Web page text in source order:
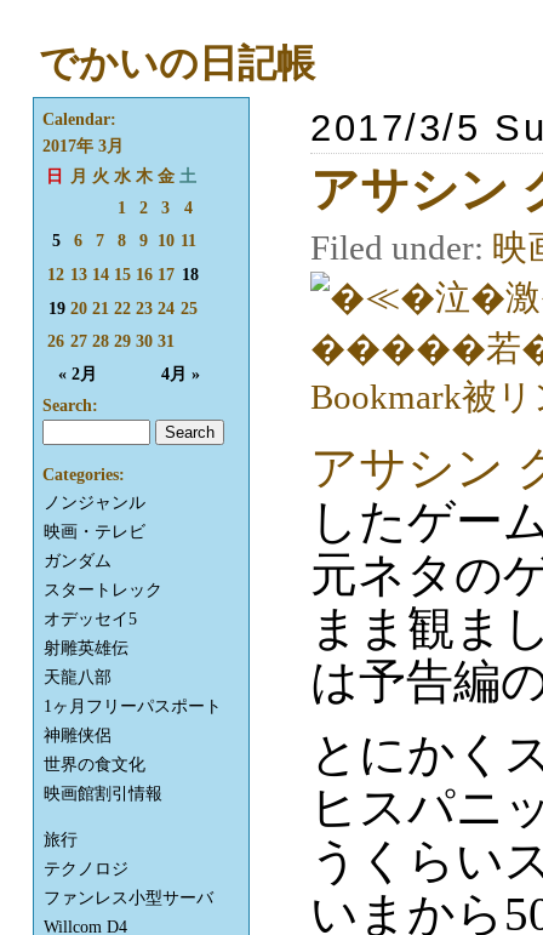
でかいの日記帳
2017/3/5
アサシン
Filed under: 映
アサシン
したゲー
元ネタの
まま観ま
は予告編
とにかく
ヒスパニ
うくらい
いまから
Calendar:
2017年 3月
日
月 火 水 木 金 土
« 2月 4月 »
1 2 3
4
5
6 7 8 9 10 11
12 13 14 15 16 17 18
19 20 21 22 23 24 25
26 27 28 29 30 31
Search:
Categories:
ノンジャンル
映画・テレビ
ガンダム
スタートレック
オデッセイ5
射雕英雄伝
天龍八部
1ヶ月フリーパスポート
神雕侠侶
世界の食文化
映画館割引情報
旅行
テクノロジ
ファンレス小型サーバ
Willcom D4